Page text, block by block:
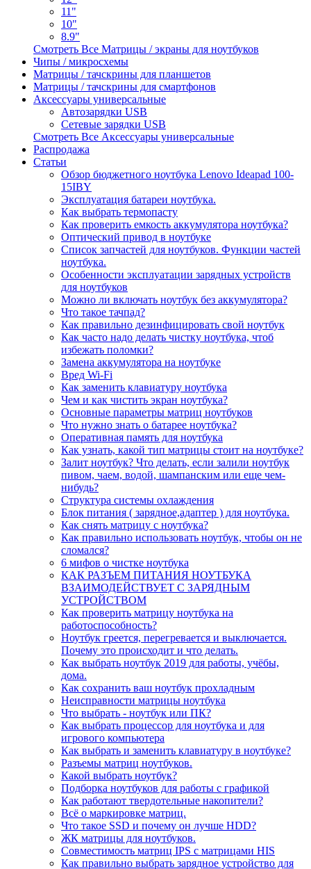
11"
10"
8.9"
Смотреть Все Матрицы / экраны для ноутбуков
Чипы / микросхемы
Матрицы / тачскрины для планшетов
Матрицы / тачскрины для смартфонов
Аксессуары универсальные
Автозарядки USB
Сетевые зарядки USB
Смотреть Все Аксессуары универсальные
Распродажа
Статьи
Обзор бюджетного ноутбука Lenovo Ideapad 100-
15IBY
Эксплуатация батареи ноутбука.
Как выбрать термопасту
Как проверить емкость аккумулятора ноутбука?
Оптический привод в ноутбуке
Список запчастей для ноутбуков. Функции частей
ноутбука.
Особенности эксплуатации зарядных устройств
для ноутбуков
Можно ли включать ноутбук без аккумулятора?
Что такое тачпад?
Как правильно дезинфицировать свой ноутбук
Как часто надо делать чистку ноутбука, чтоб
избежать поломки?
Замена аккумулятора на ноутбуке
Вред Wi-Fi
Как заменить клавиатуру ноутбука
Чем и как чистить экран ноутбука?
Основные параметры матриц ноутбуков
Что нужно знать о батарее ноутбука?
Оперативная память для ноутбука
Как узнать, какой тип матрицы стоит на ноутбуке?
Залит ноутбук? Что делать, если залили ноутбук
пивом, чаем, водой, шампанским или еще чем-
нибудь?
Структура системы охлаждения
Блок питания ( зарядное,адаптер ) для ноутбука.
Как снять матрицу с ноутбука?
Как правильно использовать ноутбук, чтобы он не
сломался?
6 мифов о чистке ноутбука
КАК РАЗЪЕМ ПИТАНИЯ НОУТБУКА
ВЗАИМОДЕЙСТВУЕТ С ЗАРЯДНЫМ
УСТРОЙСТВОМ
Как проверить матрицу ноутбука на
работоспособность?
Ноутбук греется, перегревается и выключается.
Почему это происходит и что делать.
Как выбрать ноутбук 2019 для работы, учёбы,
дома.
Как сохранить ваш ноутбук прохладным
Неисправности матрицы ноутбука
Что выбрать - ноутбук или ПК?
Как выбрать процессор для ноутбука и для
игрового компьютера
Как выбрать и заменить клавиатуру в ноутбуке?
Разъемы матриц ноутбуков.
Какой выбрать ноутбук?
Подборка ноутбуков для работы с графикой
Как работают твердотельные накопители?
Всё о маркировке матриц.
Что такое SSD и почему он лучше HDD?
ЖК матрицы для ноутбуков.
Совместимость матриц IPS с матрицами HIS
Как правильно выбрать зарядное устройство для